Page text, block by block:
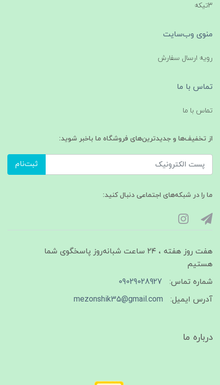
3تیکه
منوی وب‌سایت
رویه ارسال سفارش
تماس با ما
تماس با ما
از تخفیف‌ها و جدیدترین‌های فروشگاه ما باخبر شوید:
ثبت‌نام
ما را در شبکه‌های اجتماعی دنبال کنید:
هفت روز هفته ، ۲۴ ساعت شبانه‌روز پاسخگوی شما
هستیم
شماره تماس:
09029028927
آدرس ایمیل:
mezonshik35@gmail.com
درباره ما